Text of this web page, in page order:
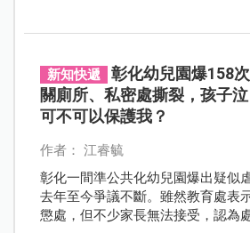
新知快遞
彰化幼兒園爆158
關廁所、私密處撕裂，孩子
可不可以保護我？
作者： 江睿毓
彰化一間準公共化幼兒園爆出疑似
去年至今爭議不斷。雖然教育處表
懲處，但不少家長無法接受，認為